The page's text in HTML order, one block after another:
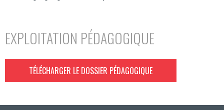
EXPLOITATION PÉDAGOGIQUE
TÉLÉCHARGER LE DOSSIER PÉDAGOGIQUE